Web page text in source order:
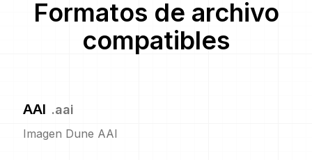
Formatos de archivo
compatibles
AAI .aai
Imagen Dune AAI